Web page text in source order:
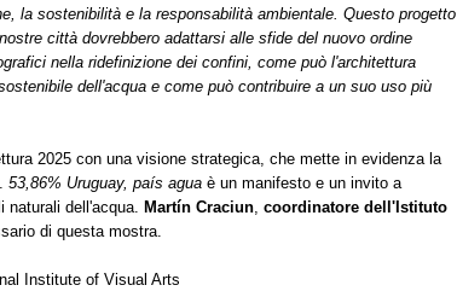
la sostenibilità e la responsabilità ambientale. Questo progetto
città dovrebbero adattarsi alle sfide del nuovo ordine
nella ridefinizione dei confini, come può l'architettura
dell'acqua e come può contribuire a un suo uso più
2025 con una visione strategica, che mette in evidenza la
53,86% Uruguay, país agua è un manifesto e un invito a
dell'acqua. Martín Craciun coordinatore dell'Istituto
di questa mostra.
Institute of Visual Arts